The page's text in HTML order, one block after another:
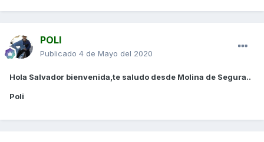
POLI
Publicado 4 de Mayo del 2020
Hola Salvador bienvenida,te saludo desde Molina de Segura..
Poli